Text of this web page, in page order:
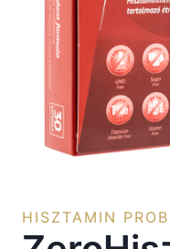
HISZTAMIN